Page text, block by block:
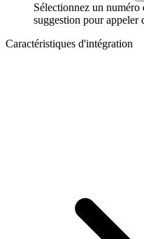
Sélectionnez un numéro
suggestion pour appeler
Caractéristiques d'intégration